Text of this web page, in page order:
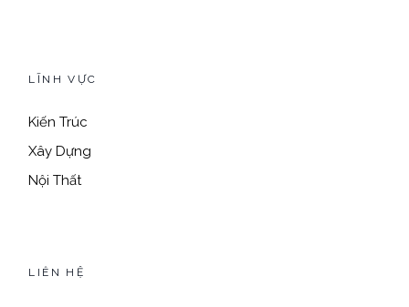
LĨNH VỰC
Kiến Trúc
Xây Dựng
Nội Thất
LIÊN HỆ